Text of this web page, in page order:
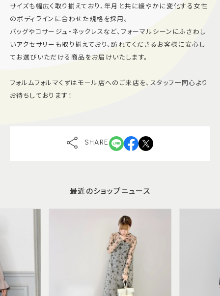
サイズも幅広く取り揃えており、年月と共に緩やかに変化する女性
のボディラインに合わせた規格を採用。
バッグやコサージュ・ネックレスなど、フォーマルシーンにふさわし
いアクセサリーも取り揃えており、訪れてくださるお客様に安心し
てお選びいただける商品をお届けいたします。
フォルムフォルマくずはモール店へのご来店を、スタッフ一同心より
お待ちしております！
SHARE
最近のショップニュース